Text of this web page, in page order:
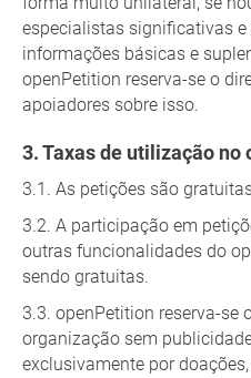
especialistas significativas
informações básicas e
openPetition reserva-se o
apoiadores sobre isso.
Taxas de utilização no
As petições são
A participação em
outras funcionalidades do
sendo gratuitas.
openPetition reserva-se
organização sem
exclusivamente por